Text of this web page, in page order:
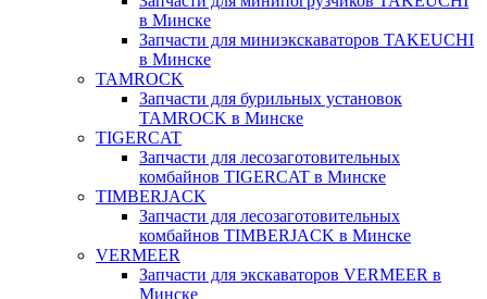
в Минске
Запчасти для миниэкскаваторов TAKEUCHI
в Минске
TAMROCK
Запчасти для бурильных установок
TAMROCK в Минске
TIGERCAT
Запчасти для лесозаготовительных
комбайнов TIGERCAT в Минске
TIMBERJACK
Запчасти для лесозаготовительных
комбайнов TIMBERJACK в Минске
VERMEER
Запчасти для экскаваторов VERMEER в
Минске